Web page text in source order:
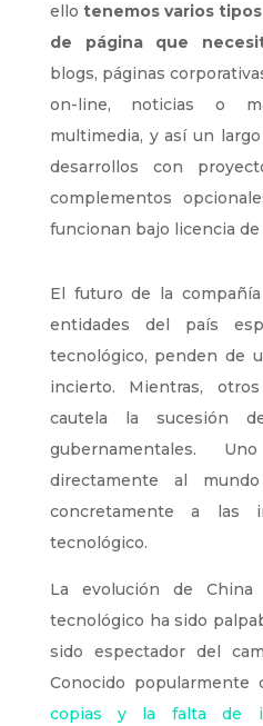
ello tenemos varios
de página que
blogs, páginas
on-line, noticias o
multimedia, y así un
desarrollos con
complementos
funcionan bajo licencia de
El futuro de la
entidades del país
tecnológico, penden de
incierto. Mientras,
cautela la sucesión
gubernamentales.
directamente al
concretamente a las
tecnológico.
La evolución de
tecnológico ha sido
sido espectador del
Conocido popularmente
copias y la falta de